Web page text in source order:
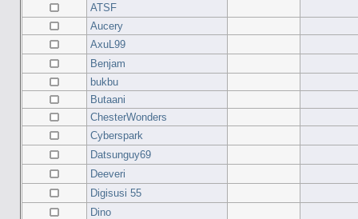
ATSF
Aucery
AxuL99
Benjam
bukbu
Butaani
ChesterWonders
Cyberspark
Datsunguy69
Deeveri
Digisusi 55
Dino